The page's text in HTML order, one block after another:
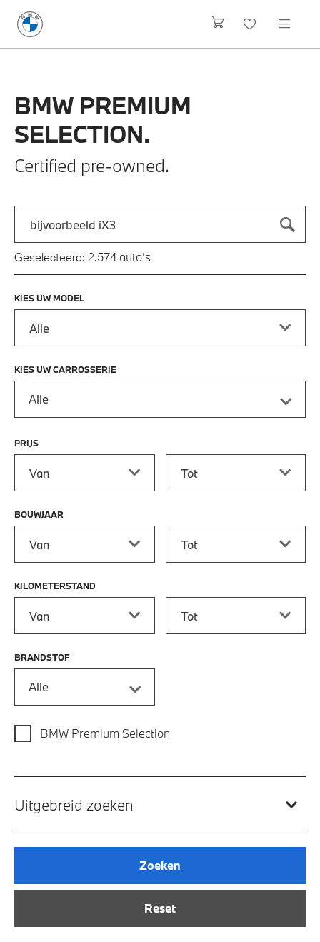
BMW PREMIUM
SELECTION.
Certified pre-owned.
Zoek naar een automodel, bijvoorbeeld 3 Serie M-Sport
Typ een automodel in en druk op enter om te zoeken
Geselecteerd: 2.574 auto's
KIES UW MODEL
KIES UW CARROSSERIE
Alle
PRIJS
BOUWJAAR
KILOMETERSTAND
BRANDSTOF
Alle
BMW Premium Selection
Uitgebreid zoeken
Reset
Zoeken